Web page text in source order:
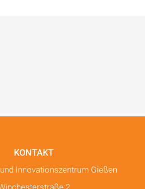
KONTAKT
Innovationszentrum Gießen